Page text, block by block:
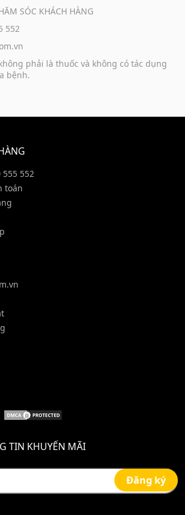
SÓC KHÁCH HÀNG
552
phải là thuốc và không có tác dụng
bệnh.
552
toán
TIN KHUYẾN MÃI